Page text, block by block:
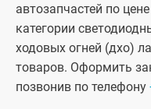
автозапчастей по
категории
ходовых огней (дхо)
товаров. Оформить
позвонив по телефону